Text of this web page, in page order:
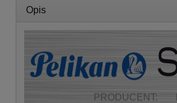
Opis
PRODUCENT: